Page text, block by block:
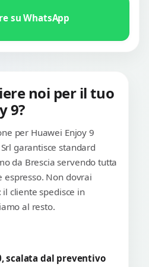
su WhatsApp
noi per il tuo
9?
per Huawei Enjoy 9
garantisce standard
da Brescia servendo tutta
Non dovrai
cliente spedisce in
al resto.
scalata dal preventivo